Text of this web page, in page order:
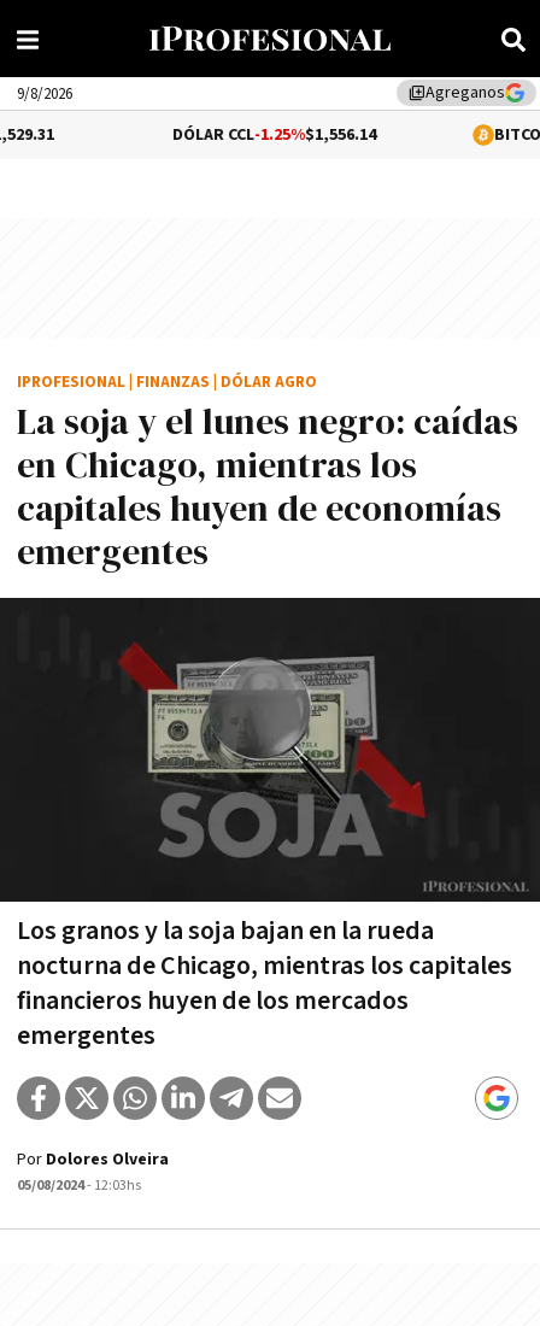
library_addAgreganos
9/8/2026
-1.25%$1,556.14 0.12%
La soja y el lunes negro: caídas
en Chicago, mientras los
capitales huyen de economías
emergentes
Los granos y la soja bajan en la rueda
nocturna de Chicago, mientras los capitales
financieros huyen de los mercados
emergentes
IPROFESIONAL FINANZAS DÓLAR AGRO
Por Dolores Olveira
05/08/2024- 12:03hs